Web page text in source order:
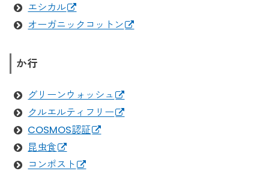
エシカル
オーガニックコットン
か行
グリーンウォッシュ
クルエルティフリー
COSMOS認証
昆虫食
コンポスト